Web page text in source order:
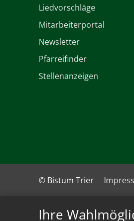
Ihre
Liedvorschläge
Mitarbeiterportal
Newsletter
Pfarreifinder
Stellenanzeigen
© Bistum Trier